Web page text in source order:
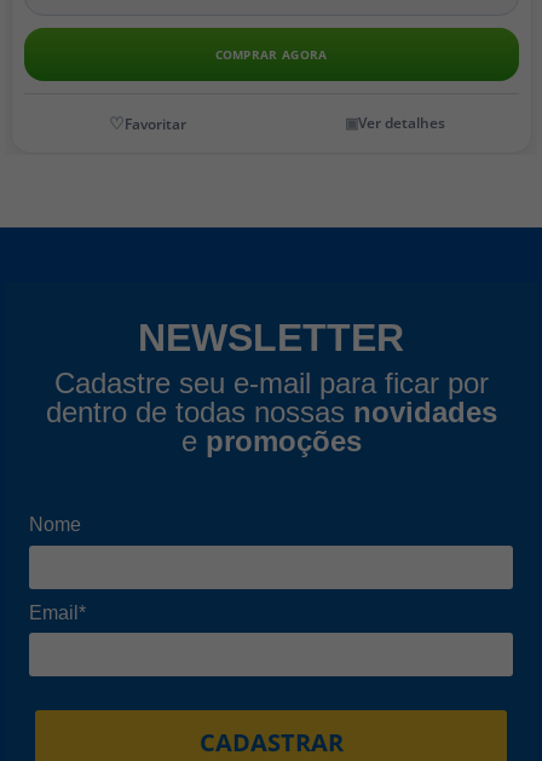
COMPRAR AGORA
Ver detalhes
NEWSLETTER
Cadastre seu e-mail para ficar por
dentro de todas nossas novidades
e promoções
Nome
Email*
CADASTRAR